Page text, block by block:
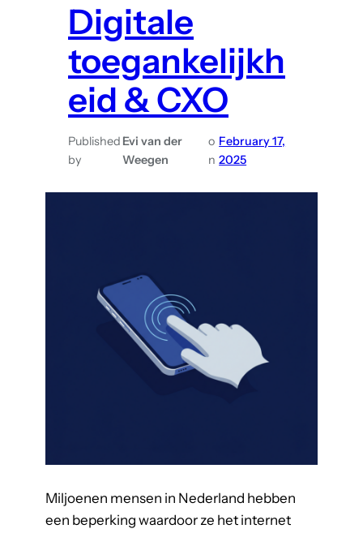
u
l
i
e
-
a
a
c
s
Digitale
toegankelijkh
eid & CXO
Published
by
Evi van der
Weegen
o
n
February 17,
2025
Miljoenen mensen in Nederland hebben
een beperking waardoor ze het internet